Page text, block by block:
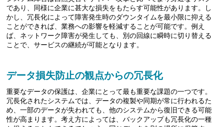
であり、同様に企業に甚大な損失をもたらす可能性があります。し
かし、冗長化によって障害発生時のダウンタイムを最小限に抑える
ことができれば、業務への影響を軽減することが可能です。例え
ば、ネットワーク障害が発生しても、別の回線に瞬時に切り替える
ことで、サービスの継続が可能となります。
データ損失防止の観点からの冗長化
重要なデータの保護は、企業にとって最も重要な課題の一つです。
冗長化されたシステムでは、データの複製や同期が常に行われるた
め、一部のデータが失われても、他のシステムから復旧できる可能
性が高まります。考え方によっては、バックアップも冗長化の一種